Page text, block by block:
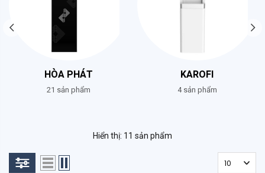
HÒA PHÁT
21 sản phẩm
KAROFI
4 sản phẩm
Hiển thị: 11 sản phẩm